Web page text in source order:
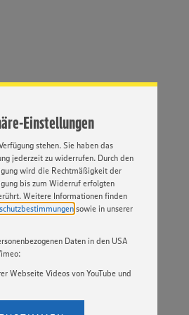
Einstellungen
und Ihnen möglichst relevante
ist freiwillig und kann
Bitte beachten Sie, dass auf
ggf. nicht mehr alle
stehen. Sie haben das
jederzeit zu widerrufen. Durch den
wird die Rechtmäßigkeit der
bis zum Widerruf erfolgten
Weitere Informationen finden
sowie in unserer
Daten in den USA
Webseite Videos von YouTube und
YouTube und Vimeo zu ändern,